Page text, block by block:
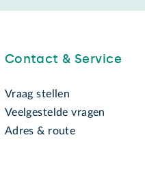
Contact & Service
Vraag stellen
Veelgestelde vragen
Adres & route